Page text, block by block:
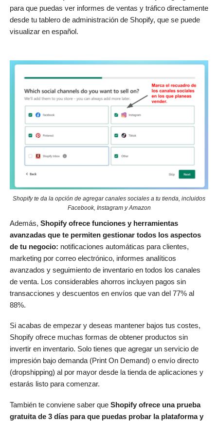
para que puedas ver informes de ventas y tráfico directamente
desde tu tablero de administración de Shopify, que se puede
visualizar en español.
Shopify te da la opción de agregar canales sociales a tu tienda, incluidos
Facebook, Instagram y Amazon
Además, Shopify ofrece funciones y herramientas
avanzadas que te permiten gestionar todos los aspectos
de tu negocio: notificaciones automáticas para clientes,
marketing por correo electrónico, informes analíticos
avanzados y seguimiento de inventario en todos los canales
de venta. Los considerables ahorros incluyen pagos sin
transacciones y descuentos en envíos que van del 77% al
88%.
Si acabas de empezar y deseas mantener bajos tus costes,
Shopify ofrece muchas formas de obtener productos sin
invertir en inventario. Solo tienes que agregar un servicio de
impresión bajo demanda (Print On Demand) o envío directo
(dropshipping) al por mayor desde la tienda de aplicaciones y
estarás listo para comenzar.
También te conviene saber que Shopify ofrece una prueba
gratuita de 3 días para que puedas probar la plataforma y